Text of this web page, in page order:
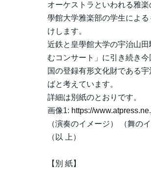
オーケストラといわれる雅
學館大学雅楽部の学生によ
けします。
近鉄と皇學館大学の宇治山
むコンサート」に引き続き今
国の登録有形文化財である
ばと考えています。
詳細は別紙のとおりです。
画像1: https://
（演奏のイメージ） （舞のイ
（以 上）
【別 紙】